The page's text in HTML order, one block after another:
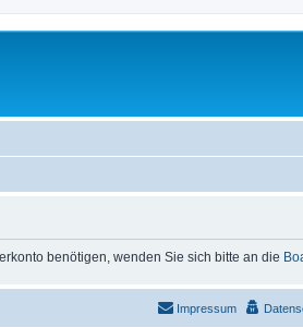
benötigen, wenden Sie sich bitte an die
Impressum